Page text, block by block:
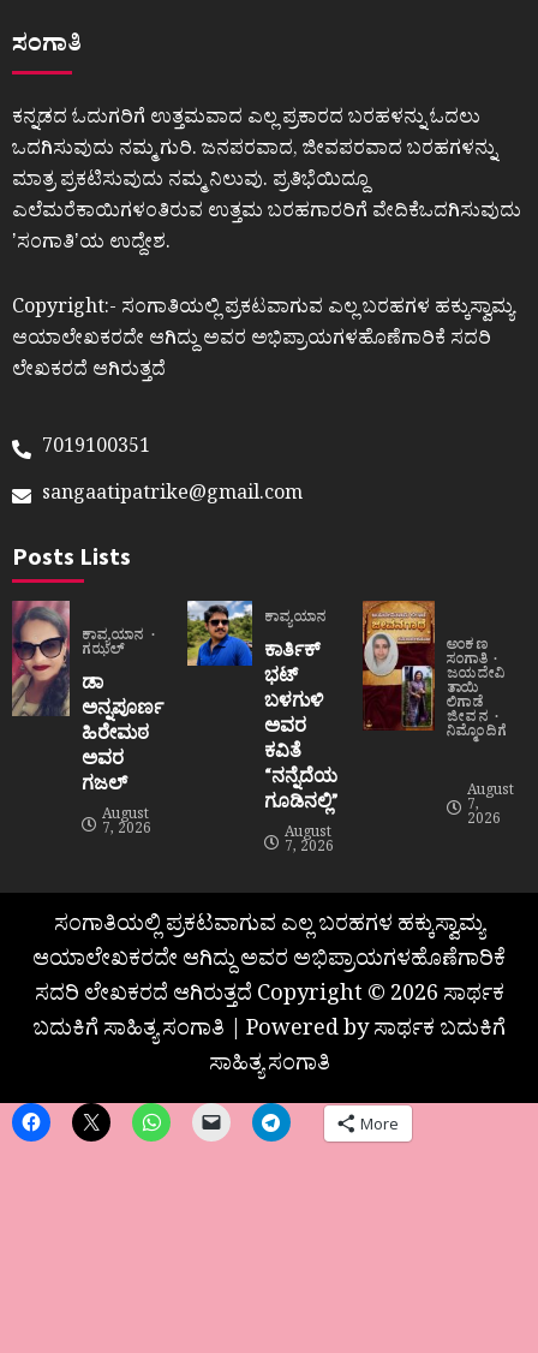
ಸಂಗಾತಿ
ಕನ್ನಡದ ಓದುಗರಿಗೆ ಉತ್ತಮವಾದ ಎಲ್ಲ ಪ್ರಕಾರದ ಬರಹಳನ್ನು ಓದಲು
ಒದಗಿಸುವುದು ನಮ್ಮ ಗುರಿ. ಜನಪರವಾದ, ಜೀವಪರವಾದ ಬರಹಗಳನ್ನು
ಮಾತ್ರ ಪ್ರಕಟಿಸುವುದು ನಮ್ಮ ನಿಲುವು. ಪ್ರತಿಭೆಯಿದ್ದೂ
ಎಲೆಮರೆಕಾಯಿಗಳಂತಿರುವ ಉತ್ತಮ ಬರಹಗಾರರಿಗೆ ವೇದಿಕೆಒದಗಿಸುವುದು
ʼಸಂಗಾತಿʼಯ ಉದ್ದೇಶ.
Copyright:- ಸಂಗಾತಿಯಲ್ಲಿ ಪ್ರಕಟವಾಗುವ ಎಲ್ಲ ಬರಹಗಳ ಹಕ್ಕುಸ್ವಾಮ್ಯ
ಆಯಾಲೇಖಕರದೇ ಆಗಿದ್ದು ಅವರ ಅಭಿಪ್ರಾಯಗಳಹೊಣೆಗಾರಿಕೆ ಸದರಿ
ಲೇಖಕರದೆ ಆಗಿರುತ್ತದೆ
7019100351
sangaatipatrike@gmail.com
Posts Lists
ಕಾವ್ಯಯಾನ
ಗಝಲ್
ಡಾ
ಅನ್ನಪೂರ್ಣ
ಹಿರೇಮಠ
ಅವರ
ಗಜಲ್
August
7, 2026
ಕಾವ್ಯಯಾನ
ಕಾರ್ತಿಕ್
ಭಟ್
ಬಳಗುಳಿ
ಅವರ
ಕವಿತೆ
“ನನ್ನೆದೆಯ
ಗೂಡಿನಲ್ಲಿ”
August
7, 2026
ಅಂಕಣ
ಸಂಗಾತಿ
ಜಯದೇವಿ
ತಾಯಿ
ಲಿಗಾಡೆ
ಜೀವನ
ನಿಮ್ಮೊಂದಿಗೆ
August
7,
2026
ಸಂಗಾತಿಯಲ್ಲಿ ಪ್ರಕಟವಾಗುವ ಎಲ್ಲ ಬರಹಗಳ ಹಕ್ಕುಸ್ವಾಮ್ಯ
ಆಯಾಲೇಖಕರದೇ ಆಗಿದ್ದು ಅವರ ಅಭಿಪ್ರಾಯಗಳಹೊಣೆಗಾರಿಕೆ
ಸದರಿ ಲೇಖಕರದೆ ಆಗಿರುತ್ತದೆ Copyright © 2026 ಸಾರ್ಥಕ
ಬದುಕಿಗೆ ಸಾಹಿತ್ಯ ಸಂಗಾತಿ | Powered by ಸಾರ್ಥಕ ಬದುಕಿಗೆ
ಸಾಹಿತ್ಯ ಸಂಗಾತಿ
More